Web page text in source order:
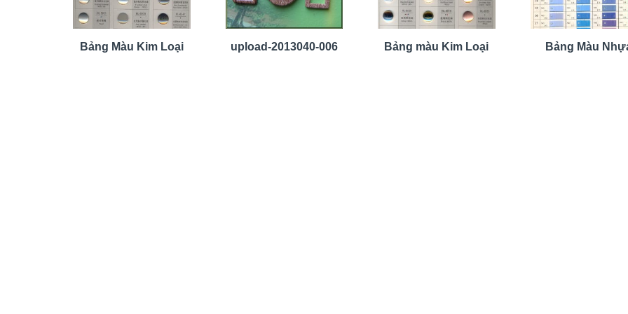
Bảng Màu Kim Loại upload-2013040-006 Bảng màu Kim Loại Bảng Màu